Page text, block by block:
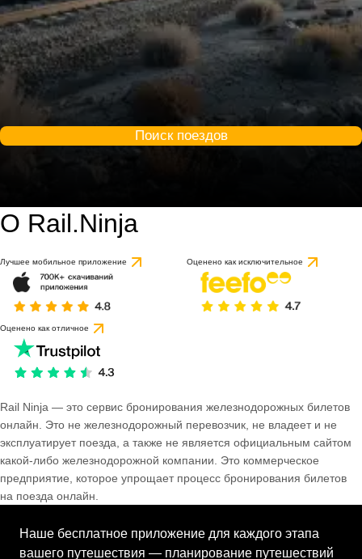
Поиск поездов
О Rail.Ninja
Лучшее мобильное приложение Оценено как исключительное
Оценено как отличное
Rail Ninja — это сервис бронирования железнодорожных билетов
онлайн. Это не железнодорожный перевозчик, не владеет и не
эксплуатирует поезда, а также не является официальным сайтом
какой-либо железнодорожной компании. Это коммерческое
предприятие, которое упрощает процесс бронирования билетов
на поезда онлайн.
Наше бесплатное приложение для каждого этапа
вашего путешествия — планирование путешествий